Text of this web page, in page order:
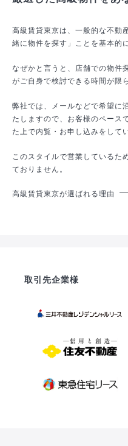
高級賃貸東京は、一般的な不動
緒に物件を探す」ことを基本的
なぜかと言うと、店舗での物件
がご自身で検討できる時間が限
弊社では、メールなどで希望に
たしますので、お客様のペース
た上で内覧・お申し込みをして
このスタイルで営業しているた
ておりません。
高級賃貸東京が選ばれる理由
取引先企業様